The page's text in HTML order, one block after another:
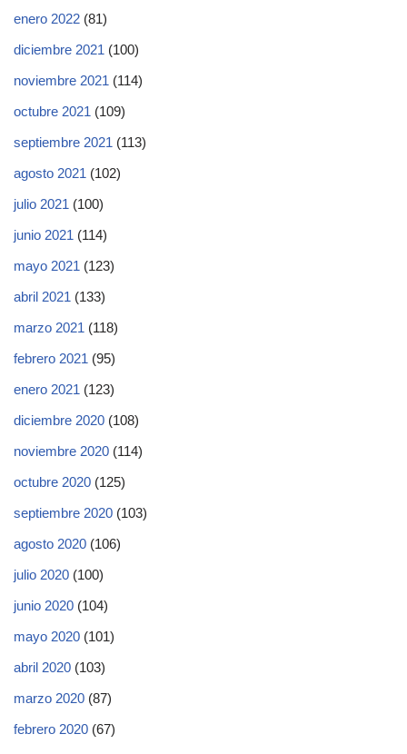
enero 2022 (81)
diciembre 2021 (100)
noviembre 2021 (114)
octubre 2021 (109)
septiembre 2021 (113)
agosto 2021 (102)
julio 2021 (100)
junio 2021 (114)
mayo 2021 (123)
abril 2021 (133)
marzo 2021 (118)
febrero 2021 (95)
enero 2021 (123)
diciembre 2020 (108)
noviembre 2020 (114)
octubre 2020 (125)
septiembre 2020 (103)
agosto 2020 (106)
julio 2020 (100)
junio 2020 (104)
mayo 2020 (101)
abril 2020 (103)
marzo 2020 (87)
febrero 2020 (67)